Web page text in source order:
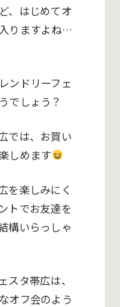
、はじめてオ
りますよね…
ンドリーフェ
でしょう？
では、お買い
しめます
を楽しみにく
トでお友達を
構いらっしゃ
タ帯広は、
オフ会のよう